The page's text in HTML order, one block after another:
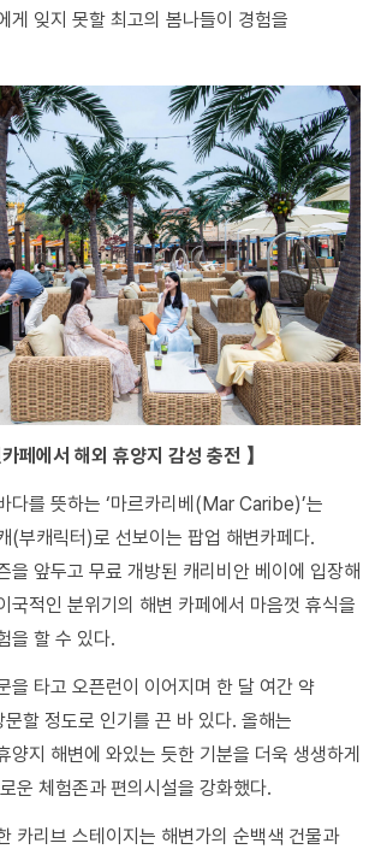
게 잊지 못할 최고의 봄나들이 경험을
페에서 해외 휴양지 감성 충전 】
다를 뜻하는 ‘마르카리베(Mar Caribe)’는
(부캐릭터)로 선보이는 팝업 해변카페다.
을 앞두고 무료 개방된 캐리비안 베이에 입장해
국적인 분위기의 해변 카페에서 마음껏 휴식을
을 할 수 있다.
을 타고 오픈런이 이어지며 한 달 여간 약
할 정도로 인기를 끈 바 있다. 올해는
양지 해변에 와있는 듯한 기분을 더욱 생생하게
운 체험존과 편의시설을 강화했다.
카리브 스테이지는 해변가의 순백색 건물과